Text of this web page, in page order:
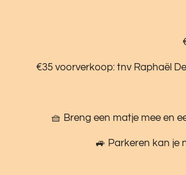
€35 voorverkoop: tnv Raphaël
🧺 Breng een matje mee en
🚙 Parkeren kan je